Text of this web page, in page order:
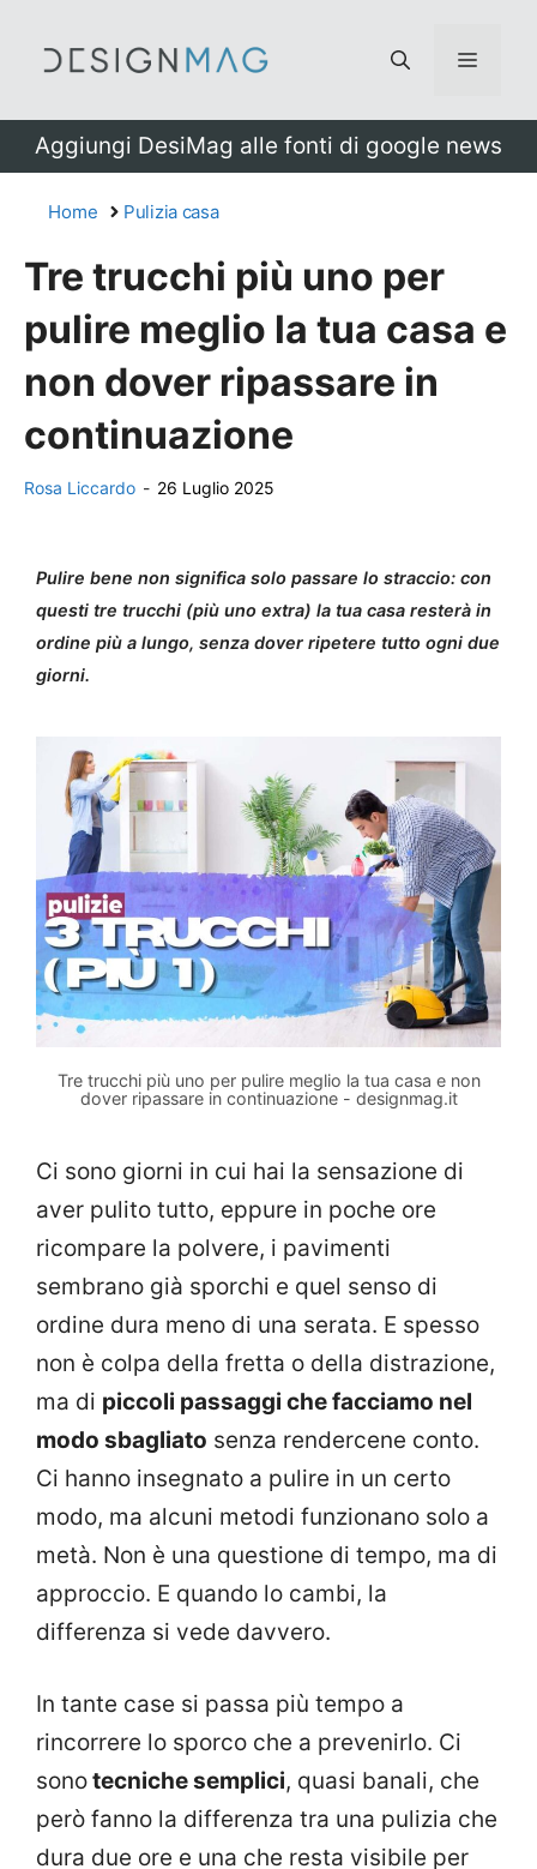
Menu
Aggiungi DesiMag alle fonti di google news
Home Pulizia casa
Tre trucchi più uno per
pulire meglio la tua casa e
non dover ripassare in
continuazione
Rosa Liccardo - 26 Luglio 2025
Pulire bene non significa solo passare lo straccio: con
questi tre trucchi (più uno extra) la tua casa resterà in
ordine più a lungo, senza dover ripetere tutto ogni due
giorni.
Tre trucchi più uno per pulire meglio la tua casa e non
dover ripassare in continuazione - designmag.it
Ci sono giorni in cui hai la sensazione di
aver pulito tutto, eppure in poche ore
ricompare la polvere, i pavimenti
sembrano già sporchi e quel senso di
ordine dura meno di una serata. E spesso
non è colpa della fretta o della distrazione,
ma di piccoli passaggi che facciamo nel
modo sbagliato senza rendercene conto.
Ci hanno insegnato a pulire in un certo
modo, ma alcuni metodi funzionano solo a
metà. Non è una questione di tempo, ma di
approccio. E quando lo cambi, la
differenza si vede davvero.
In tante case si passa più tempo a
rincorrere lo sporco che a prevenirlo. Ci
sonotecniche semplici, quasi banali, che
però fanno la differenza tra una pulizia che
dura due ore e una che resta visibile per